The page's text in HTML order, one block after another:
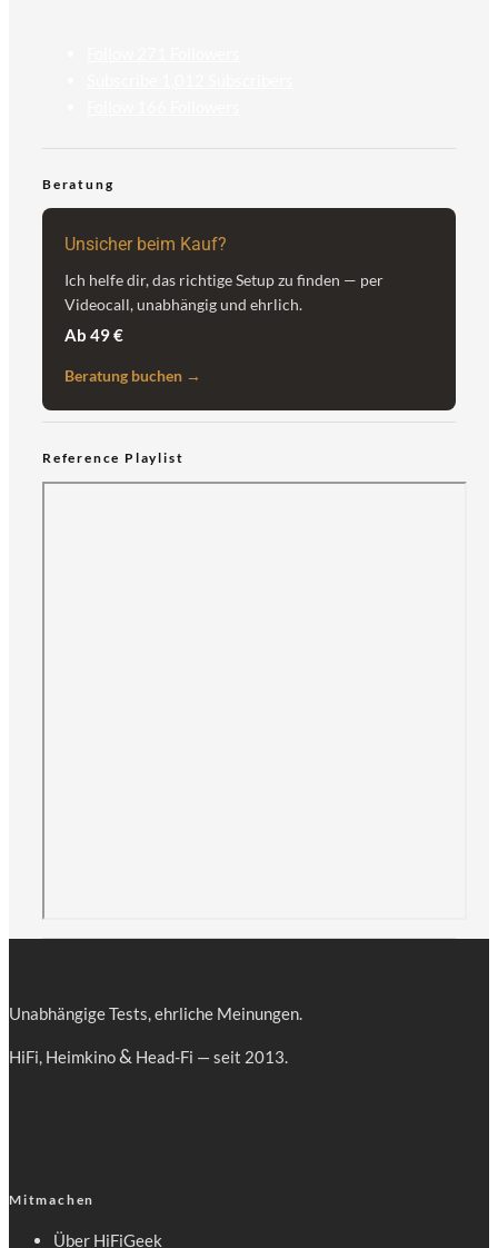
Beratung
Unsicher beim Kauf?
Ich helfe dir, das richtige Setup zu finden — per
Videocall, unabhängig und ehrlich.
Ab 49 €
Beratung buchen →
Reference Playlist
Unab­hän­gi­ge Tests, ehr­li­che Meinungen.
HiFi, Heim­ki­no& Head-Fi — seit 2013.
Mitmachen
Über HiFiGeek